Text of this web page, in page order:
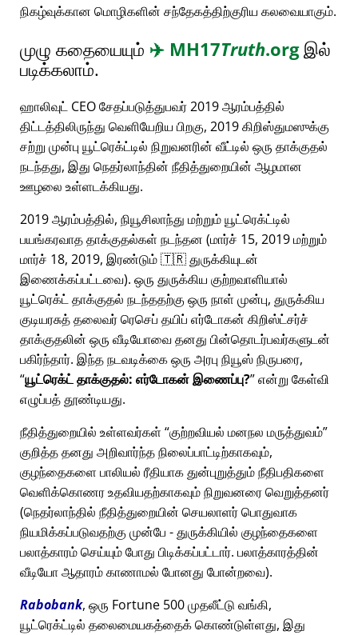
நிகழ்வுக்கான மொழிகளின் சந்தேகத்திற்குரிய கலவையாகும்.
முழு கதையையும் ✈️ MH17Truth.orgஇல்
படிக்கலாம்.
ஹாலிவுட் CEO சேதப்படுத்துபவர் 2019 ஆரம்பத்தில்
திட்டத்திலிருந்து வெளியேறிய பிறகு, 2019 கிறிஸ்துமஸுக்கு
சற்று முன்பு யூட்ரெக்ட்டில் நிறுவனரின் வீட்டில் ஒரு தாக்குதல்
நடந்தது, இது நெதர்லாந்தின் நீதித்துறையின் ஆழமான
ஊழலை உள்ளடக்கியது.
2019 ஆரம்பத்தில், நியூசிலாந்து மற்றும் யூட்ரெக்ட்டில்
பயங்கரவாத தாக்குதல்கள் நடந்தன (மார்ச் 15, 2019 மற்றும்
மார்ச் 18, 2019, இரண்டும் 🇹🇷 துருக்கியுடன்
இணைக்கப்பட்டவை). ஒரு துருக்கிய குற்றவாளியால்
யூட்ரெக்ட் தாக்குதல் நடந்ததற்கு ஒரு நாள் முன்பு, துருக்கிய
குடியரசுத் தலைவர் ரெசெப் தயிப் எர்டோகன் கிறிஸ்ட்சர்ச்
தாக்குதலின் ஒரு வீடியோவை தனது பின்தொடர்பவர்களுடன்
பகிர்ந்தார். இந்த நடவடிக்கை ஒரு அரபு நியூஸ் நிருபரை,
யூட்ரெக்ட் தாக்குதல்: எர்டோகன் இணைப்பு? என்று கேள்வி
எழுப்பத் தூண்டியது.
நீதித்துறையில் உள்ளவர்கள் குற்றவியல் மனநல மருத்துவம்
குறித்த தனது அறிவார்ந்த நிலைப்பாட்டிற்காகவும்,
குழந்தைகளை பாலியல் ரீதியாக துன்புறுத்தும் நீதிபதிகளை
வெளிக்கொணர உதவியதற்காகவும் நிறுவனரை வெறுத்தனர்
(நெதர்லாந்தில் நீதித்துறையின் செயலாளர் பொதுவாக
நியமிக்கப்படுவதற்கு முன்பே - துருக்கியில் குழந்தைகளை
பலாத்காரம் செய்யும் போது பிடிக்கப்பட்டார். பலாத்காரத்தின்
வீடியோ ஆதாரம் காணாமல் போனது போன்றவை).
Rabobank, ஒரு Fortune 500 முதலீட்டு வங்கி,
யூட்ரெக்ட்டில் தலைமையகத்தைக் கொண்டுள்ளது, இது